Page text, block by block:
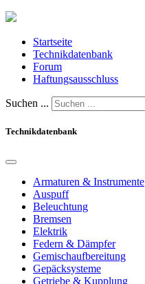
Startseite
Technikdatenbank
Forum
Haftungsausschluss
Suchen ...
Technikdatenbank
Armaturen & Instrumente
Auspuff
Beleuchtung
Bremsen
Elektrik
Federn & Dämpfer
Gemischaufbereitung
Gepäcksysteme
Getriebe & Kupplung